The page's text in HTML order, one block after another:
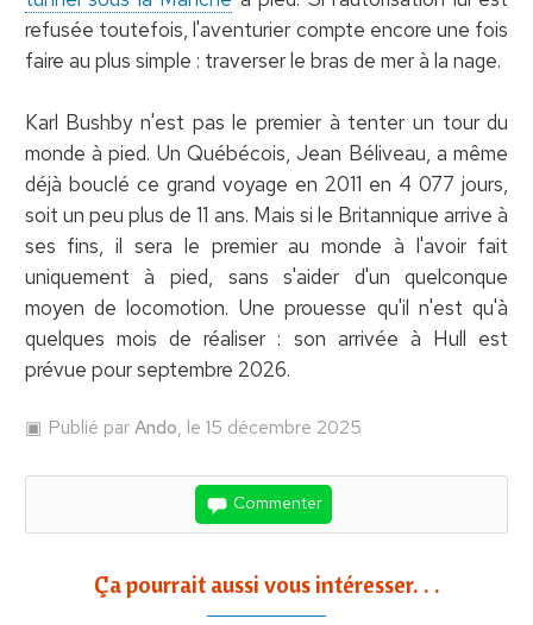
refusée toutefois, l'aventurier compte encore une fois
faire au plus simple : traverser le bras de mer à la nage.
Karl Bushby n'est pas le premier à tenter un tour du
monde à pied. Un Québécois, Jean Béliveau, a même
déjà bouclé ce grand voyage en 2011 en 4 077 jours,
soit un peu plus de 11 ans. Mais si le Britannique arrive à
ses fins, il sera le premier au monde à l'avoir fait
uniquement à pied, sans s'aider d'un quelconque
moyen de locomotion. Une prouesse qu'il n'est qu'à
quelques mois de réaliser : son arrivée à Hull est
prévue pour septembre 2026.
Publié parAndo, le 15 décembre 2025
Commenter
Ça pourrait aussi vous intéresser. . .